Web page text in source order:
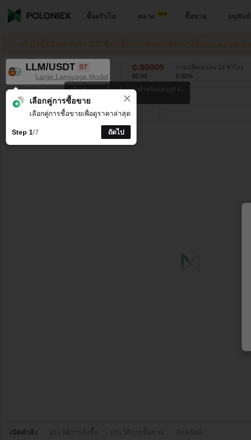
ซื้อคริปโต ตลาด ซื้อขาย อนุพันธ์
คริปโตนี้มีป้ายกํากับว่า "ST" ซึ่งบ่งชี้ถึงการเพิกถอนที่อาจเกิดขึ้นและความผัน
LLM/USDT ST
Large Language Model
0.00005
$0.00
การเปลี่ยนแปลง 24 ชั่วโมง
0.00%
LLM/USDT 0.00 0.00005
15 นาที1 ชั่วโมง4 ชั่วโมง1 วัน1 สัปดาห์
เปิดคำสั่ง ประวัติการสั่งซื้อ ประวัติการซื้อขาย สินทรัพย์
เลือกช่วงเวลาที่คุณต้องการสำหรับแผนภูมิ K-
line
×
เลือกคู่การซื้อขาย
เลือกคู่การซื้อขายเพื่อดูราคาล่าสุด
Step 1/7 ถัดไป